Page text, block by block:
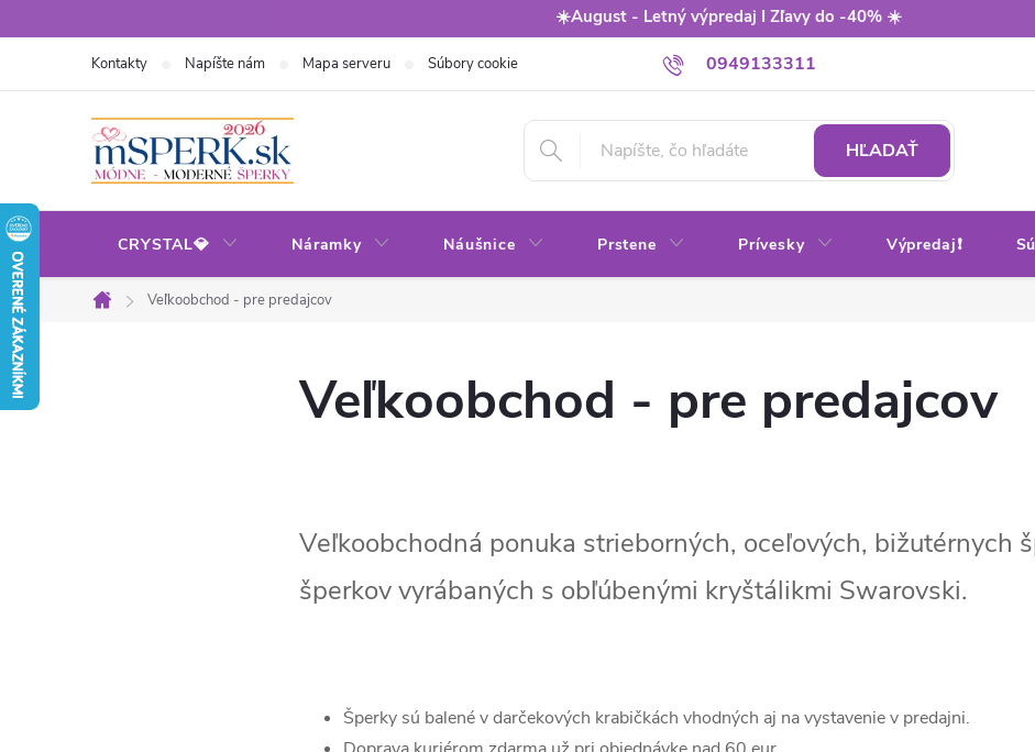
na
☀️August - Letný výpredaj I Zľavy do -40% ☀️
0949133311
Kontakty Napíšte nám Mapa serveru Súbory cookie Obchodné podmienky
HĽADAŤ
CRYSTAL💎 Náramky Náušnice Prstene Prívesky Výpredaj❗
Domov
Veľkoobchod - pre predajcov
Veľkoobchod - pre predajcov
Veľkoobchodná ponuka strieborných, oceľových, bižutérnych
šperkov vyrábaných s obľúbenými kryštálikmi Swarovski.
Šperky sú balené v darčekových krabičkách vhodných aj na vystavenie v predajni.